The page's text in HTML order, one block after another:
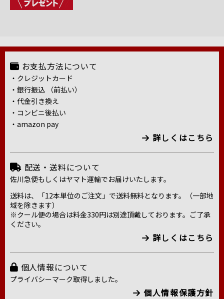
お支払方法について
・クレジットカード
・銀行振込 （前払い）
・代金引き換え
・コンビニ後払い
・amazon pay
詳しくはこちら
配送・送料について
佐川急便もしくはヤマト運輸でお届けいたします。
送料は、「12本単位のご注文」で送料無料となります。（一部地
域を除きます）
※クール便の場合は料金330円は別途頂戴しております。ご了承
ください。
詳しくはこちら
個人情報について
プライバシーマーク取得しました。
個人情報保護方針